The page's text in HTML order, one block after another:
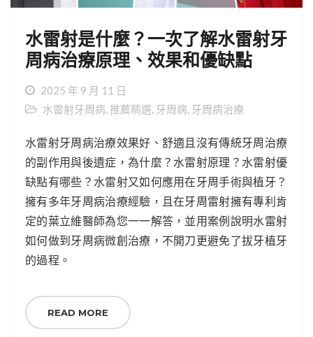
水雷射是什麼？一次了解水雷射牙
周病治療原理、效果和優缺點
2025 年 9 月 11 日
水雷射牙周病,推薦精選, 牙周病, 牙周病治療
水雷射牙周病治療效果好、舒適且沒有傳統牙周治療
的副作用與後遺症，為什麼？水雷射原理？水雷射優
缺點有哪些？水雷射又如何應用在牙周手術與植牙？
擁有多年牙周病治療經驗，且在牙周雷射擁有專利肯
定的葉立維醫師為您一一解答，並用案例說明水雷射
如何做到牙周病微創治療，不開刀更避免了拔牙植牙
的過程。
READ MORE